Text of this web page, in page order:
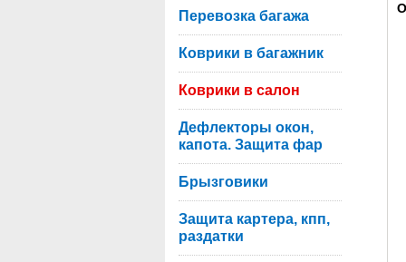
Перевозка багажа
Коврики в багажник
Коврики в салон
Дефлекторы окон,
капота. Защита фар
Брызговики
Защита картера, кпп,
раздатки